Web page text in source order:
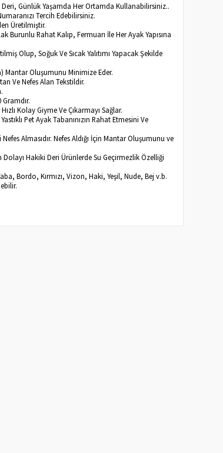
Günlük Yaşamda Her Ortamda Kullanabilirsiniz..
Tercih Edebilirsiniz.
Üretilmiştir.
Burunlu Rahat Kalıp, Fermuarı İle Her Ayak Yapısına
Olup, Soğuk Ve Sıcak Yalıtımı Yapacak Şekilde
Mantar Oluşumunu Minimize Eder.
Ve Nefes Alan Tekstildir.
Gramdır.
Kolay Giyme Ve Çıkarmayı Sağlar.
Pet Ayak Tabanınızın Rahat Etmesini Ve
Almasıdır. Nefes Aldığı İçin Mantar Oluşumunu ve
Dolayı Hakiki Deri Ürünlerde Su Geçirmezlik Özelliği
Bordo, Kırmızı, Vizon, Haki, Yeşil, Nude, Bej v.b.